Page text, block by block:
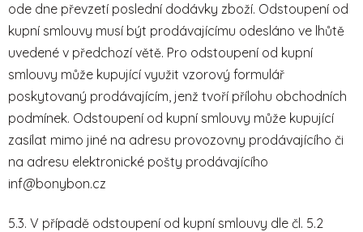
ode dne převzetí poslední dodávky zboží. Odstoupení od
kupní smlouvy musí být prodávajícímu odesláno ve lhůtě
uvedené v předchozí větě. Pro odstoupení od kupní
smlouvy může kupující využit vzorový formulář
poskytovaný prodávajícím, jenž tvoří přílohu obchodních
podmínek. Odstoupení od kupní smlouvy může kupující
zasílat mimo jiné na adresu provozovny prodávajícího či
na adresu elektronické pošty prodávajícího
inf@bonybon.cz
5.3. V případě odstoupení od kupní smlouvy dle čl. 5.2